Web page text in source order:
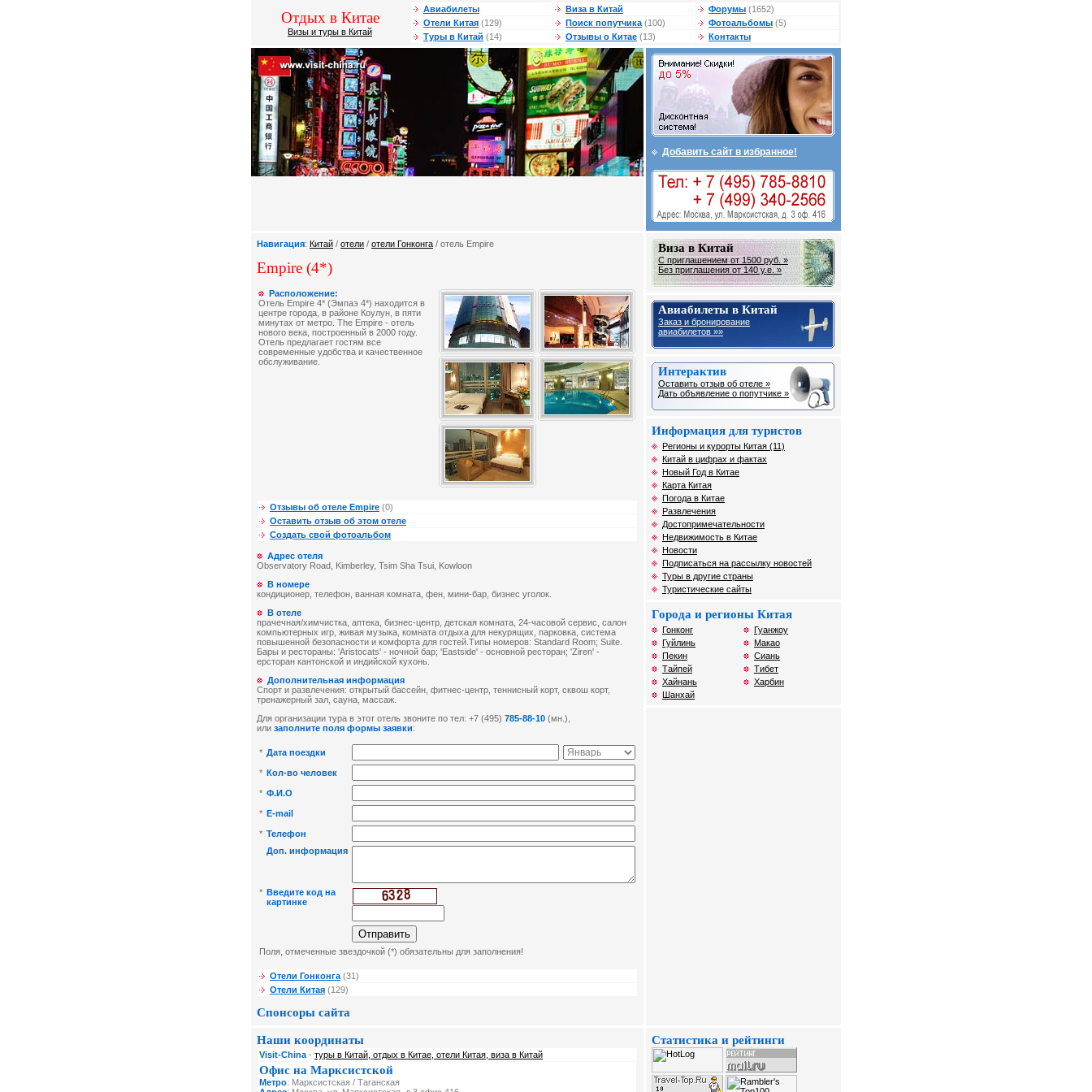
Отдых в Китае
Визы и туры в Китай
Авиабилеты Виза в Китай Форумы (1652)
Отели Китая (129) Поиск попутчика (100) Фотоальбомы (5)
Туры в Китай (14) Отзывы о Китае (13) Контакты
Добавить сайт в избранное!
Навигация: Китай / отели / отели Гонконга / отель Empire
Empire (4*)
Расположение:
Отель Empire 4* (Эмпаэ 4*) находится в
центре города, в районе Коулун, в пяти
минутах от метро. The Empire - отель
нового века, построенный в 2000 году.
Отель предлагает гостям все
современные удобства и качественное
обслуживание.
Отзывы об отеле Empire (0)
Оставить отзыв об этом отеле
Создать свой фотоальбом
Адрес отеля
Observatory Road, Kimberley, Tsim Sha Tsui, Kowloon
В номере
кондиционер, телефон, ванная комната, фен, мини-бар, бизнес уголок.
В отеле
прачечная/химчистка, аптека, бизнес-центр, детская комната, 24-часовой сервис, салон
компьютерных игр, живая музыка, комната отдыха для некурящих, парковка, система
повышенной безопасности и комфорта для гостей.Типы номеров: Standard Room; Suite.
Бары и рестораны: 'Aristocats' - ночной бар; 'Eastside' - основной ресторан; 'Ziren' -
ерсторан кантонской и индийской кухонь.
Дополнительная информация
Спорт и развлечения: открытый бассейн, фитнес-центр, теннисный корт, сквош корт,
тренажерный зал, сауна, массаж.
Для организации тура в этот отель звоните по тел: +7 (495) 785-88-10 (мн.),
или заполните поля формы заявки:
* Дата поездки
* Кол-во человек
* Ф.И.О
* E-mail
* Телефон
Доп. информация
* Введите код на
картинке
Поля, отмеченные звездочкой (*) обязательны для заполнения!
Отели Гонконга(31)
Отели Китая (129)
Спонсоры сайта
Виза в Китай
С приглашением от 1500 руб. »
Без приглашения от 140 у.е. »
Авиабилеты в Китай
Заказ и бронирование
авиабилетов »»
Интерактив
Оставить отзыв об отеле »
Дать объявление о попутчике »
Информация для туристов
Регионы и курорты Китая (11)
Китай в цифрах и фактах
Новый Год в Китае
Карта Китая
Погода в Китае
Развлечения
Достопримечательности
Недвижимость в Китае
Новости
Подписаться на рассылку новостей
Туры в другие страны
Туристические сайты
Города и регионы Китая
Гонконг
Гуйлинь
Пекин
Тайпей
Хайнань
Шанхай
Гуанжоу
Макао
Сиань
Тибет
Харбин
Наши координаты
Visit-China - туры в Китай, отдых в Китае, отели Китая, виза в Китай
Офис на Марксистской
Метро: Марксистская / Таганская
Статистика и рейтинги